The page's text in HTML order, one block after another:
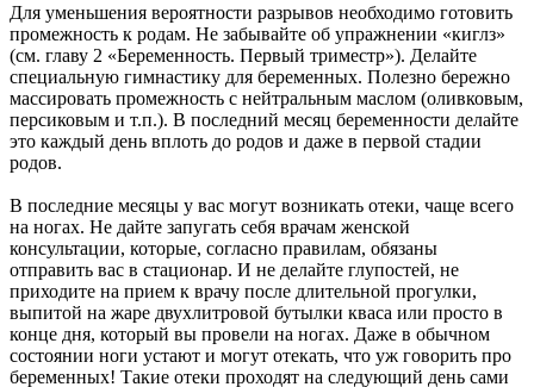
Для уменьшения вероятности разрывов необходимо готовить
промежность к родам. Не забывайте об упражнении «киглз»
(см. главу 2 «Беременность. Первый триместр»). Делайте
специальную гимнастику для беременных. Полезно бережно
массировать промежность с нейтральным маслом (оливковым,
персиковым и т.п.). В последний месяц беременности делайте
это каждый день вплоть до родов и даже в первой стадии
родов.
В последние месяцы у вас могут возникать отеки, чаще всего
на ногах. Не дайте запугать себя врачам женской
консультации, которые, согласно правилам, обязаны
отправить вас в стационар. И не делайте глупостей, не
приходите на прием к врачу после длительной прогулки,
выпитой на жаре двухлитровой бутылки кваса или просто в
конце дня, который вы провели на ногах. Даже в обычном
состоянии ноги устают и могут отекать, что уж говорить про
беременных! Такие отеки проходят на следующий день сами